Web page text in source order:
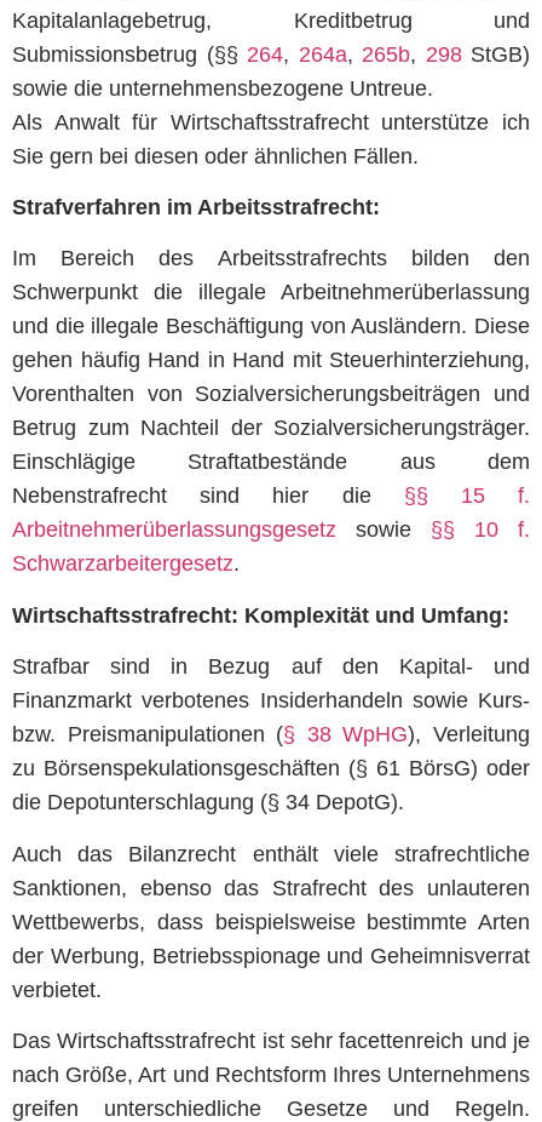
Kapitalanlagebetrug, Kreditbetrug und
Submissionsbetrug (§§ 264, 264a, 265b, 298StGB)
sowie die unternehmensbezogene Untreue.
Als Anwalt für Wirtschaftsstrafrecht unterstütze ich
Sie gern bei diesen oder ähnlichen Fällen.
Strafverfahren im Arbeitsstrafrecht:
Im Bereich des Arbeitsstrafrechts bilden den
Schwerpunkt die illegale Arbeitnehmerüberlassung
und die illegale Beschäftigung von Ausländern. Diese
gehen häufig Hand in Hand mit Steuerhinterziehung,
Vorenthalten von Sozialversicherungsbeiträgen und
Betrug zum Nachteil der Sozialversicherungsträger.
Einschlägige Straftatbestände aus dem
Nebenstrafrecht sind hier die §§ 15 f.
Arbeitnehmerüberlassungsgesetz sowie §§ 10 f.
Schwarzarbeitergesetz.
Wirtschaftsstrafrecht: Komplexität und Umfang:
Strafbar sind in Bezug auf den Kapital- und
Finanzmarkt verbotenes Insiderhandeln sowie Kurs-
bzw. Preismanipulationen (§ 38 WpHG), Verleitung
zu Börsenspekulationsgeschäften (§ 61 BörsG) oder
die Depotunterschlagung (§ 34 DepotG).
Auch das Bilanzrecht enthält viele strafrechtliche
Sanktionen, ebenso das Strafrecht des unlauteren
Wettbewerbs, dass beispielsweise bestimmte Arten
der Werbung, Betriebsspionage und Geheimnisverrat
verbietet.
Das Wirtschaftsstrafrecht ist sehr facettenreich und je
nach Größe, Art und Rechtsform Ihres Unternehmens
greifen unterschiedliche Gesetze und Regeln.